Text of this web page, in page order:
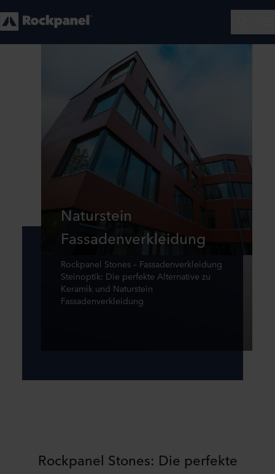
Naturstein
Fassadenverkleidung
Rockpanel Stones – Fassadenverkleidung
Steinoptik: Die perfekte Alternative zu
Keramik und Naturstein
Fassadenverkleidung
Rockpanel Stones: Die perfekte